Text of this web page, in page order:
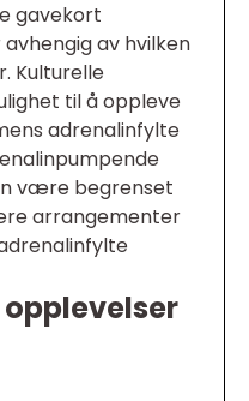
gavekort
av hvilken
Kulturelle
til å oppleve
adrenalinfylte
være begrenset
arrangementer